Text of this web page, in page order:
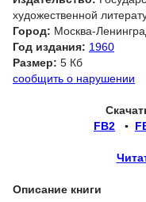
художественной
Город: Москва-
Год издания: 1960
Размер: 5 Кб
сообщить о нарушении
FB2 ▪
Описание книги